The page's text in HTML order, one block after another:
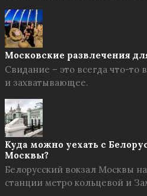
Московские развлечения
Свидание – это всегда что-
и захватывающее.
Куда можно уехать с
Москвы?
Белорусский вокзал Москвы
станции метро кольцевой и